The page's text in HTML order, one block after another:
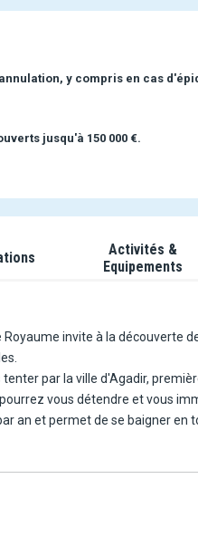
y compris en cas
jusqu'à 150 000 €.
Activités &
Equipements
invite à la découverte
par la ville d'Agadir,
vous détendre et vous
an et permet de se baigner en
de concilier tourisme et
modes de vie, architecture,
vous emporterez